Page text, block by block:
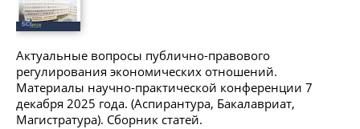
Актуальные вопросы публично-правового
регулирования экономических отношений.
Материалы научно-практической конференции 7
декабря 2025 года. (Аспирантура, Бакалавриат,
Магистратура). Сборник статей.